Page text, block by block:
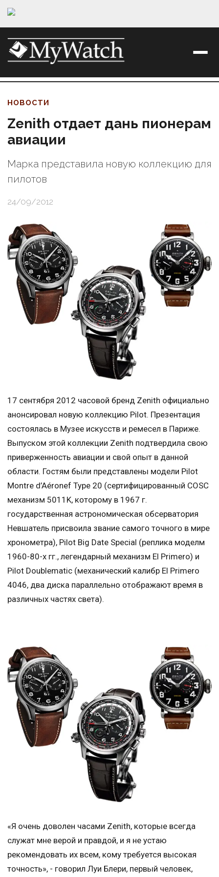
НОВОСТИ
Zenith отдает дань пионерам
авиации
Марка представила новую коллекцию для
пилотов
24/09/2012
17 сентября 2012 часовой бренд Zenith официально
анонсировал новую коллекцию Pilot. Презентация
состоялась в Музее искусств и ремесел в Париже.
Выпуском этой коллекции Zenith подтвердила свою
приверженность авиации и свой опыт в данной
области. Гостям были представлены модели Pilot
Montre d’Aéronef Type 20 (сертифицированный COSC
механизм 5011K, которому в 1967 г.
государственная астрономическая обсерватория
Невшатель присвоила звание самого точного в мире
хронометра), Pilot Big Date Special (реплика моделм
1960-80-х гг., легендарный механизм El Primero) и
Pilot Doublematic (механический калибр El Primero
4046, два диска параллельно отображают время в
различных частях света).
«Я очень доволен часами Zenith, которые всегда
служат мне верой и правдой, и я не устаю
рекомендовать их всем, кому требуется высокая
точность», - говорил Луи Блери, первый человек,